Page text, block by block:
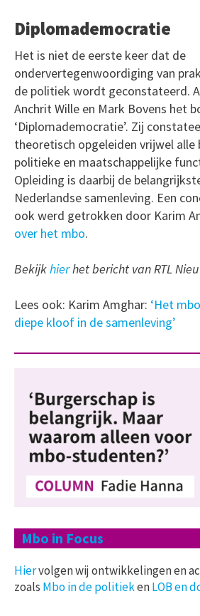
Diplomademocratie
Het is niet de eerste keer dat de
ondervertegenwoordiging van
de politiek wordt geconstateerd.
Anchrit Wille en Mark Bovens het
‘Diplomademocratie’. Zij
theoretisch opgeleiden vrijwel alle
politieke en maatschappelijke
Opleiding is daarbij de
Nederlandse samenleving. Een
ook werd getrokken door Karim
over het mbo.
Bekijkhierhet bericht van RTL
Lees ook: Karim Amghar: ‘Het
diepe kloof in de samenleving’
Mbo in Focus
Hiervolgen wij ontwikkelingen en
zoals Mbo in de politiekenLOB en